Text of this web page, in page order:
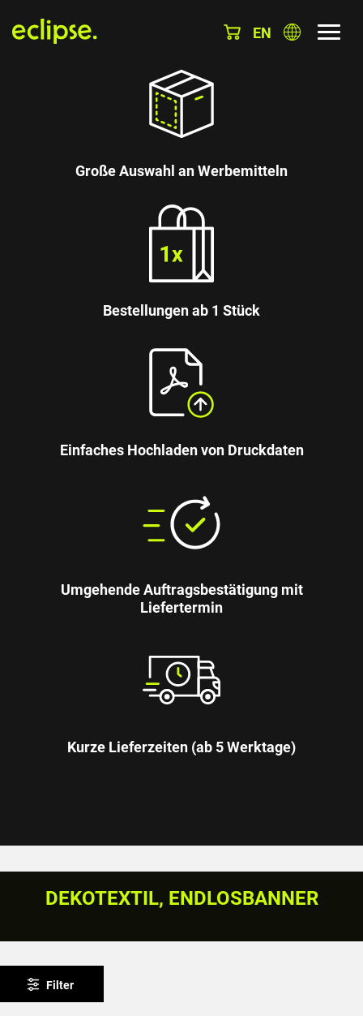
EN
Große Auswahl an Werbemitteln
Bestellungen ab 1 Stück
Einfaches Hochladen von Druckdaten
Umgehende Auftragsbestätigung mit
Liefertermin
Kurze Lieferzeiten (ab 5 Werktage)
DEKOTEXTIL, ENDLOSBANNER
Filter